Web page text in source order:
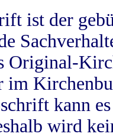
ist der
Original-
im
kann
wird